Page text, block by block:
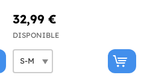
32,99 €
DISPONIBLE